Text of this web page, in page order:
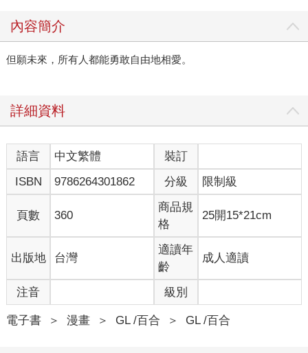
內容簡介
但願未來，所有人都能勇敢自由地相愛。
詳細資料
語言 中文繁體
裝訂
ISBN
9786264301862 分級 限制級
頁數 360
商品規
格
25開15*21cm
出版地 台灣
適讀年
齡
成人適讀
注音 級別
電子書 ＞ 漫畫 ＞ GL /百合 ＞ GL /百合